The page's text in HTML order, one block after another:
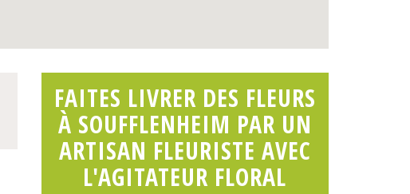
FAITES LIVRER DES FLEURS
À SOUFFLENHEIM PAR UN
ARTISAN FLEURISTE AVEC
L'AGITATEUR FLORAL